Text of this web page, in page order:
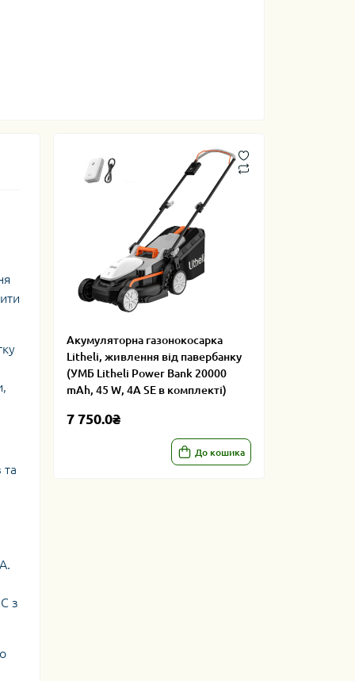
Акумуляторна газонокосарка
Litheli, живлення від павербанку
(УМБ Litheli Power Bank 20000
mAh, 45 W, 4А SE в комплекті)
7 750.0₴
До кошика
з